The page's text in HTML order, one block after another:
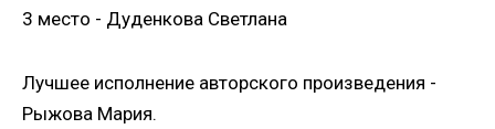
3 место - Дуденкова Светлана
Лучшее исполнение авторского произведения -
Рыжова Мария.